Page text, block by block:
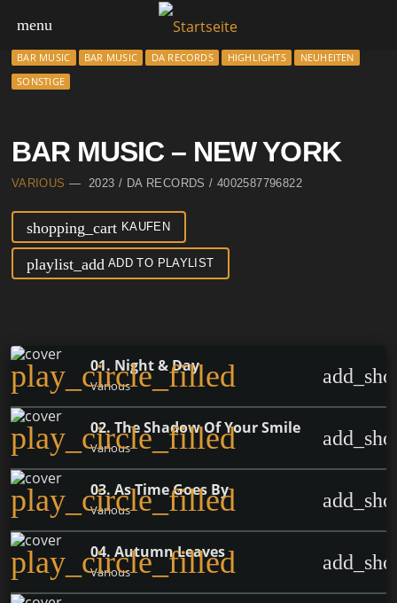
menu
BAR MUSIC BAR MUSIC DA RECORDS HIGHLIGHTS
NEUHEITEN
SONSTIGE
BAR MUSIC – NEW YORK
VARIOUS — 2023 / DA RECORDS / 4002587796822
shopping_cart KAUFEN
playlist_add ADD TO PLAYLIST
play_circle_filled
01. Night & Day
Various
play_circle_filled
02. The Shadow Of Your Smile
Various
play_circle_filled
03. As Time Goes By
Various
play_circle_filled
04. Autumn Leaves
Various